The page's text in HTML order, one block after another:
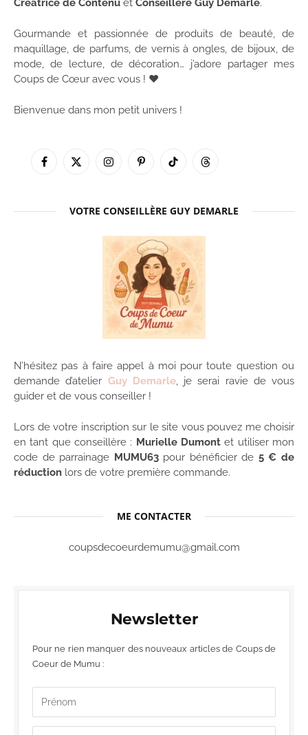
Gourmande et passionnée de produits de beauté, de
maquillage, de parfums, de vernis à ongles, de bijoux, de
mode, de lecture, de décoration… j’adore partager mes
Coups de Cœur avec vous ! ♥
Bienvenue dans mon petit univers !
Facebook
X
InstagramPinterestTikTok Threads
VOTRE CONSEILLÈRE GUY DEMARLE
N’hésitez pas à faire appel à moi pour toute question ou
demande d’atelier Guy Demarle, je serai ravie de vous
guider et de vous conseiller !
Lors de votre inscription sur le site vous pouvez me choisir
en tant que conseillère : Murielle Dumont et utiliser mon
code de parrainage MUMU63pour bénéficier de 5 € de
réduction lors de votre première commande.
ME CONTACTER
coupsdecoeurdemumu@gmail.com
Newsletter
Pour ne rien manquer des nouveaux articles de Coups de
Coeur de Mumu :